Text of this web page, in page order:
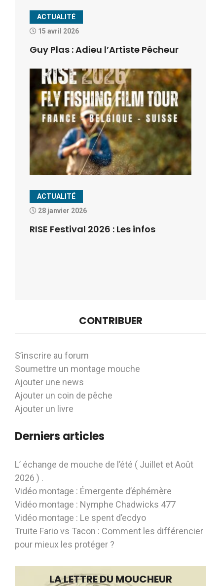
ACTUALITÉ
15 avril 2026
Guy Plas : Adieu l’Artiste Pêcheur
ACTUALITÉ
28 janvier 2026
RISE Festival 2026 : Les infos
CONTRIBUER
S’inscrire au forum
Soumettre un montage mouche
Ajouter une news
Ajouter un coin de pêche
Ajouter un livre
Derniers articles
L’ échange de mouche de l’été ( Juillet et Août
2026 ) .
Vidéo montage : Émergente d’éphémère
Vidéo montage : Nymphe Chadwicks 477
Vidéo montage : Le spent d’ecdyo
Truite Fario vs Tacon : Comment les différencier
pour mieux les protéger ?
LA LETTRE DU MOUCHEUR